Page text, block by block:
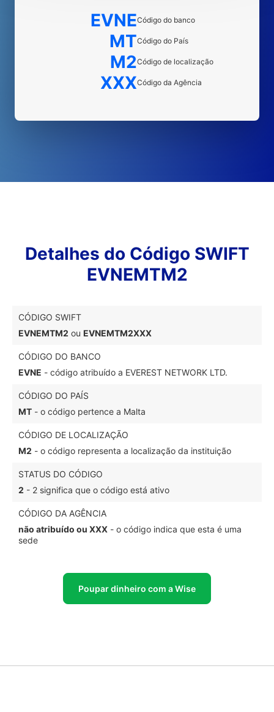
EVNECódigo do banco
MTCódigo do País
M2Código de localização
XXXCódigo da Agência
Detalhes do Código SWIFT
EVNEMTM2
CÓDIGO SWIFT
EVNEMTM2 ou EVNEMTM2XXX
CÓDIGO DO BANCO
EVNE - código atribuído a EVEREST NETWORK LTD.
CÓDIGO DO PAÍS
MT - o código pertence a Malta
CÓDIGO DE LOCALIZAÇÃO
M2 - o código representa a localização da instituição
STATUS DO CÓDIGO
2 - 2 significa que o código está ativo
CÓDIGO DA AGÊNCIA
não atribuído ou XXX - o código indica que esta é uma
sede
Poupar dinheiro com a Wise